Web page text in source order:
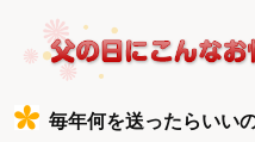
毎年何を送ったらいい